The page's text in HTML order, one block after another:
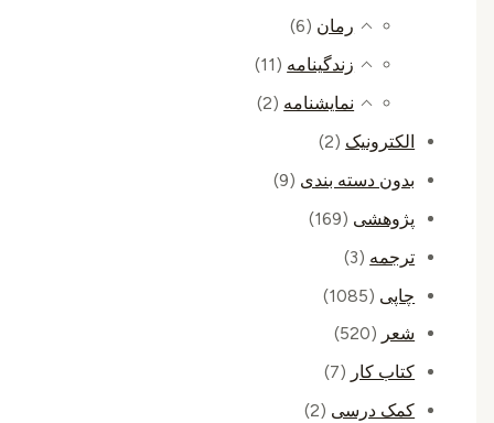
رمان (6)
زندگینامه (11)
نمایشنامه (2)
الکترونیک (2)
بدون دسته بندی (9)
پژوهشی (169)
ترجمه (3)
چاپی
(1085)
شعر
(520)
کتاب کار (7)
کمک درسی (2)